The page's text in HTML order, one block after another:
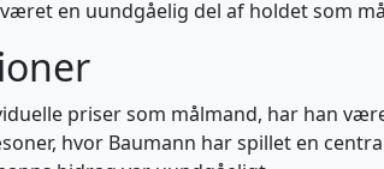
en uundgåelig del af holdet som
priser som målmand, har han
hvor Baumann har spillet en